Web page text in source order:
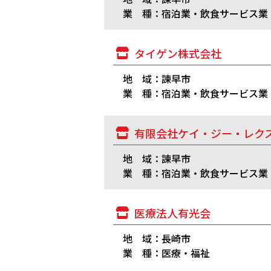
業 種：宿泊業・飲食サービス業
タイゲン株式会社
地 域：諫早市
業 種：宿泊業・飲食サービス業
有限会社ケイ・ジー・レク
地 域：諫早市
業 種：宿泊業・飲食サービス業
医療法人有光会
地 域：長崎市
業 種：医療・福祉